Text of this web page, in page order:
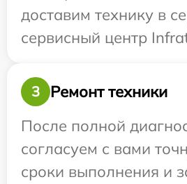
доставим технику в
сервисный центр
3
Ремонт техники
После полной
согласуем с вами
сроки выполнения и